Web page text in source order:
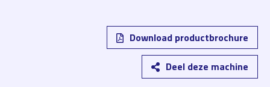
Download productbrochure
Deel deze machine